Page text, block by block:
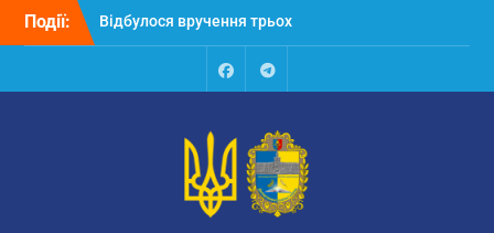
Перейти
Події:
Відбулося вручення трьох
автобусів для потреб
Відбулося засідання
освіти та науки обласної
державної адміністрації
Відбулась обласна
FacebookTalegram